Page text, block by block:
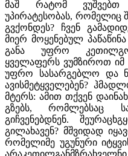
მაშ რატომ
უპირატესობას, რომელიც
გვქონდეს? ჩვენ
მიერ მოყენებულ პაწაწინა
განა უფრო
ყველაფერს ვუმზიროთ
უფრო სასარგებლო და
ავისმეტყველებენ?
მტერს: ამით თქვენ
გზებს, რომლებსაც
გიჩვენებდნენ.
გილახავენ? მშვიდად
რომელიმე უგუნური